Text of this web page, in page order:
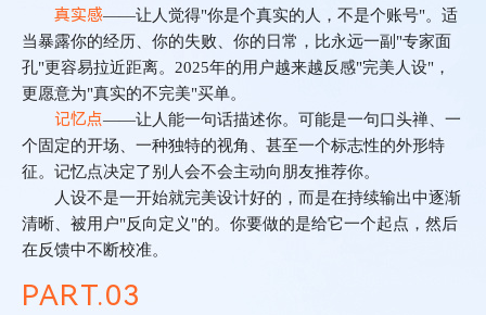
真实感——让人觉得"你是个真实的人，不是个账号"。适
当暴露你的经历、你的失败、你的日常，比永远一副 "专家面
孔"更容易拉近距离。 2025年的用户越来越反感"完美人设" ，
更愿意为"真实的不完美"买单。
记忆点——让人能一句话描述你。可能是一句口头禅、一
个固定的开场、一种独特的视角、甚至一个标志性的外形特
征。记忆点决定了别人会不会主动向朋友推荐你。
人设不是一开始就完美设计好的，而是在持续输出中逐渐
清晰、被用户"反向定义"的。你要做的是给它一个起点，然后
在反馈中不断校准。
PART.03